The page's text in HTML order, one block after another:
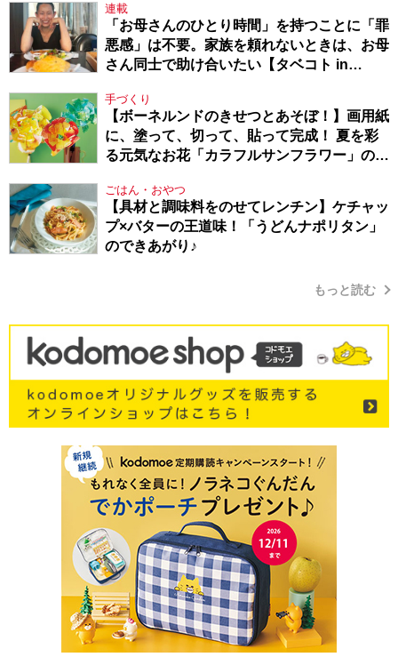
連載
「お母さんのひとり時間」を持つことに「罪
悪感」は不要。家族を頼れないときは、お母
さん同士で助け合いたい【タベコト in
手づくり
【ボーネルンドのきせつとあそぼ！】画用紙
に、塗って、切って、貼って完成！ 夏を彩
る元気なお花「カラフルサンフラワー」の作
ごはん・おやつ
【具材と調味料をのせてレンチン】ケチャッ
プ×バターの王道味！「うどんナポリタン」
のできあがり♪
もっと読む